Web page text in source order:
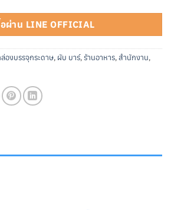
ผ่าน LINE OFFICIAL
องบรรจุกระดาษ, ผับ บาร์,ร้านอาหาร,สำนักงาน,